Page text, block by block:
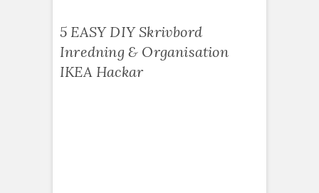
5 EASY DIY Skrivbord
Inredning & Organisation
IKEA Hackar